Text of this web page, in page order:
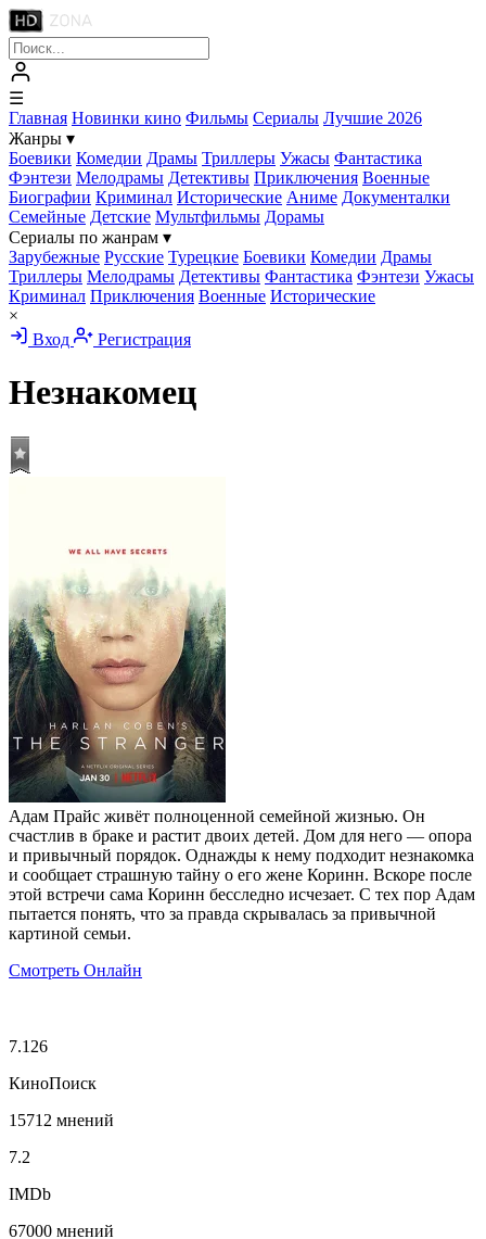
☰
Главная Новинки кино Фильмы Сериалы Лучшие 2026
Жанры ▾
Боевики Комедии Драмы Триллеры Ужасы Фантастика
Фэнтези Мелодрамы Детективы Приключения Военные
Биографии Криминал Исторические Аниме Документалки
Семейные Детские Мультфильмы Дорамы
Сериалы по жанрам ▾
Зарубежные Русские Турецкие Боевики Комедии Драмы
Триллеры Мелодрамы Детективы Фантастика Фэнтези Ужасы
Криминал Приключения Военные Исторические
×
Вход
Регистрация
Незнакомец
Адам Прайс живёт полноценной семейной жизнью. Он
счастлив в браке и растит двоих детей. Дом для него — опора
и привычный порядок. Однажды к нему подходит незнакомка
и сообщает страшную тайну о его жене Коринн. Вскоре после
этой встречи сама Коринн бесследно исчезает. С тех пор Адам
пытается понять, что за правда скрывалась за привычной
картиной семьи.
Смотреть Онлайн
7.126
КиноПоиск
15712 мнений
7.2
IMDb
67000 мнений